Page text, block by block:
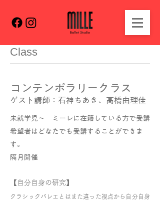
Class
コンテンポラリークラス
ゲスト講師： 石神ちあき 、 髙橋由理佳
未就学児〜 ミーレに在籍している方で受講
希望者はどなたでも受講することができま
す。
隔月開催
【自分自身の研究】
クラシックバレエとはまた違った視点から自分自身